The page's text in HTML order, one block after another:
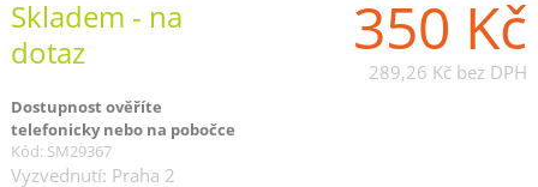
350 Kč
289,26 Kč bez DPH
Skladem - na
dotaz
Dostupnost ověříte
telefonicky nebo na pobočce
Kód: SM29367
Vyzvednutí: Praha 2